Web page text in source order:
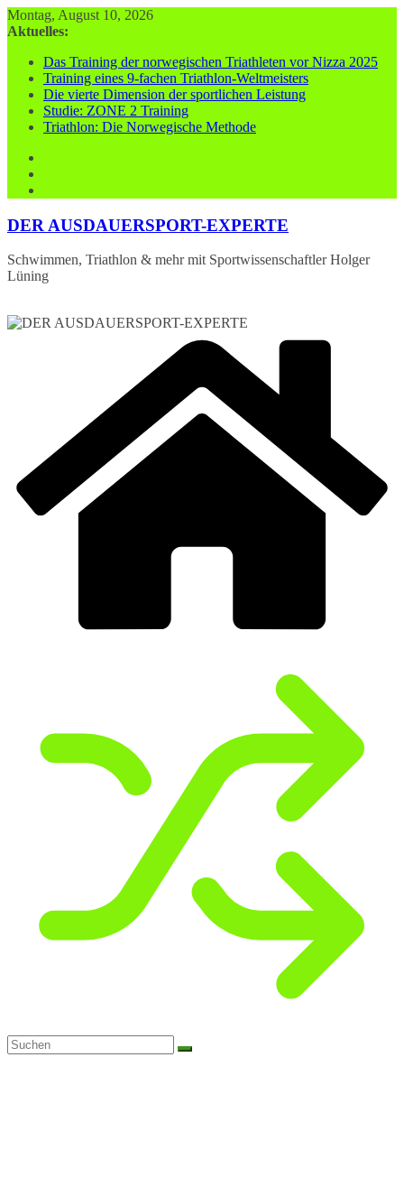
Zum
Inhalt
Montag, August 10, 2026
Aktuelles:
Das Training der norwegischen Triathleten vor Nizza 2025
Training eines 9-fachen Triathlon-Weltmeisters
Die vierte Dimension der sportlichen Leistung
Studie: ZONE 2 Training
Triathlon: Die Norwegische Methode
DER AUSDAUERSPORT-EXPERTE
Schwimmen, Triathlon & mehr mit Sportwissenschaftler Holger
Lüning